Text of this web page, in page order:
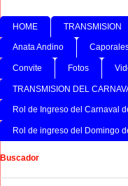
HOME TRANSMISION
Anata Andino
Convite Fotos
TRANSMISION DEL
Rol de Ingreso del Carnaval
Rol de ingreso del Domingo
Buscador